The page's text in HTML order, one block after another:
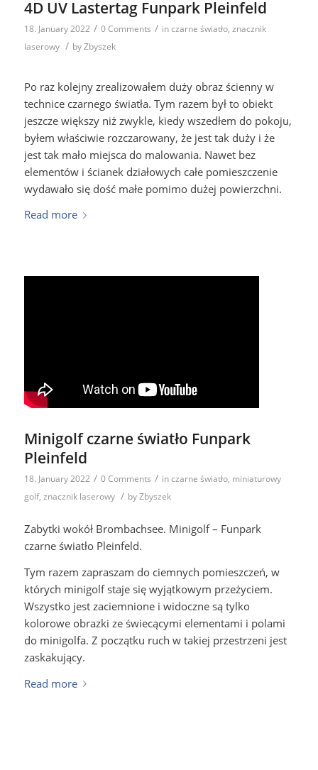
4D UV Lastertag Funpark Pleinfeld
18. January 2022 / 0 Comments / inczarne światło, znacznik
laserowy / byZbyszek
Po raz kolejny zrealizowałem duży obraz ścienny w
technice czarnego światła. Tym razem był to obiekt
jeszcze większy niż zwykle, kiedy wszedłem do pokoju,
byłem właściwie rozczarowany, że jest tak duży i że
jest tak mało miejsca do malowania. Nawet bez
elementów i ścianek działowych całe pomieszczenie
wydawało się dość małe pomimo dużej powierzchni.
Read more
Minigolf czarne światło Funpark
Pleinfeld
18. January 2022 / 0 Comments / inczarne światło, miniaturowy
golf, znacznik laserowy / byZbyszek
Zabytki wokół Brombachsee. Minigolf – Funpark
czarne światło Pleinfeld.
Tym razem zapraszam do ciemnych pomieszczeń, w
których minigolf staje się wyjątkowym przeżyciem.
Wszystko jest zaciemnione i widoczne są tylko
kolorowe obrazki ze świecącymi elementami i polami
do minigolfa. Z początku ruch w takiej przestrzeni jest
zaskakujący.
Read more